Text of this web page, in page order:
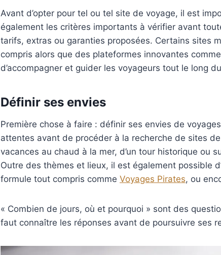
Avant d’opter pour tel ou tel site de voyage, il est
également les critères importants à vérifier avant
tarifs, extras ou garanties proposées. Certains sites
compris alors que des plateformes innovantes comme
d’accompagner et guider les voyageurs tout le long
Définir ses envies
Première chose à faire : définir ses envies de
attentes avant de procéder à la recherche de sites
vacances au chaud à la mer, d’un tour historique ou
Outre des thèmes et lieux, il est également possible
formule tout compris comme Voyages Pirates, ou
« Combien de jours, où et pourquoi » sont des
faut connaître les réponses avant de poursuivre ses